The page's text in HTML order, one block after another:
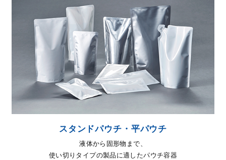
スタンドパウチ・平パウチ
液体から固形物まで、
使い切りタイプの製品に適したパウチ容器